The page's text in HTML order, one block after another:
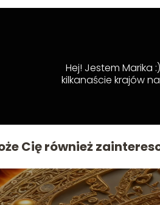
Hej! Jestem Marika
kilkanaście krajów
Cię również